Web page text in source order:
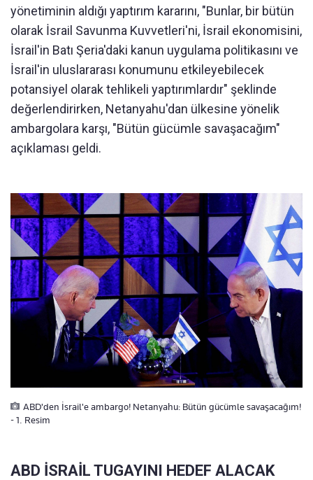
yönetiminin aldığı yaptırım kararını, "Bunlar, bir bütün
olarak İsrail Savunma Kuvvetleri'ni, İsrail ekonomisini,
İsrail'in Batı Şeria'daki kanun uygulama politikasını ve
İsrail'in uluslararası konumunu etkileyebilecek
potansiyel olarak tehlikeli yaptırımlardır" şeklinde
değerlendirirken, Netanyahu'dan ülkesine yönelik
ambargolara karşı, "Bütün gücümle savaşacağım"
açıklaması geldi.
ABD'den İsrail'e ambargo! Netanyahu: Bütün gücümle savaşacağım!
- 1. Resim
ABD İSRAİL TUGAYINI HEDEF ALACAK